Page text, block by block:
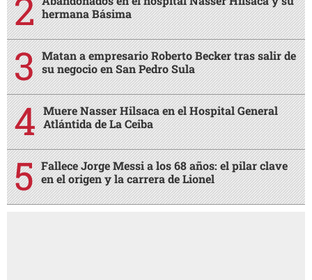
hermana Básima
Matan a empresario Roberto Becker tras salir de
su negocio en San Pedro Sula
Muere Nasser Hilsaca en el Hospital General
Atlántida de La Ceiba
Fallece Jorge Messi a los 68 años: el pilar clave
en el origen y la carrera de Lionel